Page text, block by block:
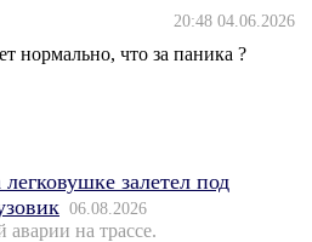
20:48 04.06.2026
нормально, что за паника ?
залетел под
06.08.2026
на трассе.